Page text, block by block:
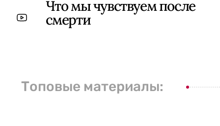
Что мы чувствуем после
смерти
Топовые материалы: